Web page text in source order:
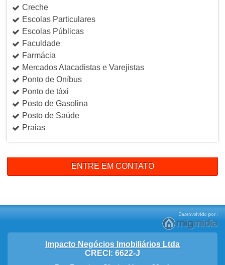
Creche
Escolas Particulares
Escolas Públicas
Faculdade
Farmácia
Mercados Atacadistas e Varejistas
Ponto de Oníbus
Ponto de táxi
Posto de Gasolina
Posto de Saúde
Praias
ENTRE EM CONTATO
Impacto Negócios Imobiliários Ltda
CRECI: 6622-J